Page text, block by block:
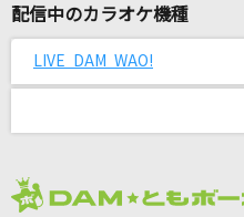
ダーリン
そんなbitterな話
配信中のカラオケ機種
LIVE DAM WAO!